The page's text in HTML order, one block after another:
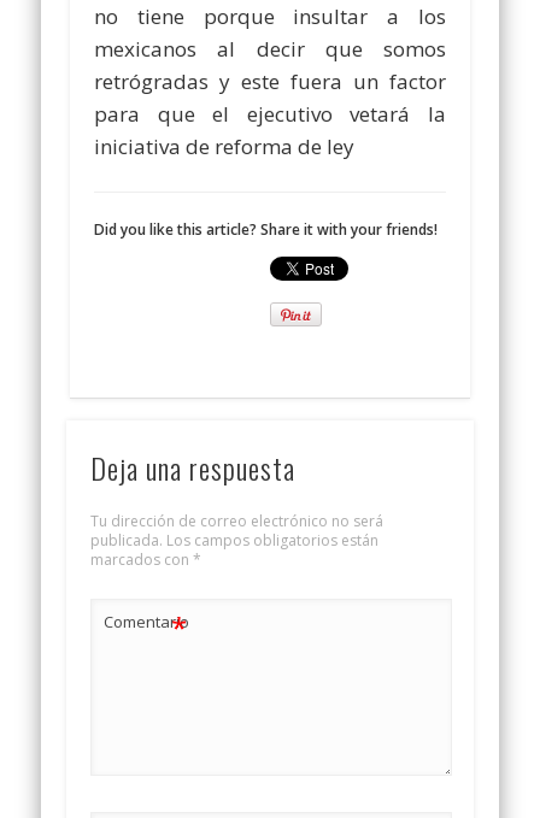
no tiene porque insultar a los
mexicanos al decir que somos
retrógradas y este fuera un factor
para que el ejecutivo vetará la
iniciativa de reforma de ley
Did you like this article? Share it with your friends!
Deja una respuesta
Tu dirección de correo electrónico no será
publicada. Los campos obligatorios están
marcados con *
Comentario
*